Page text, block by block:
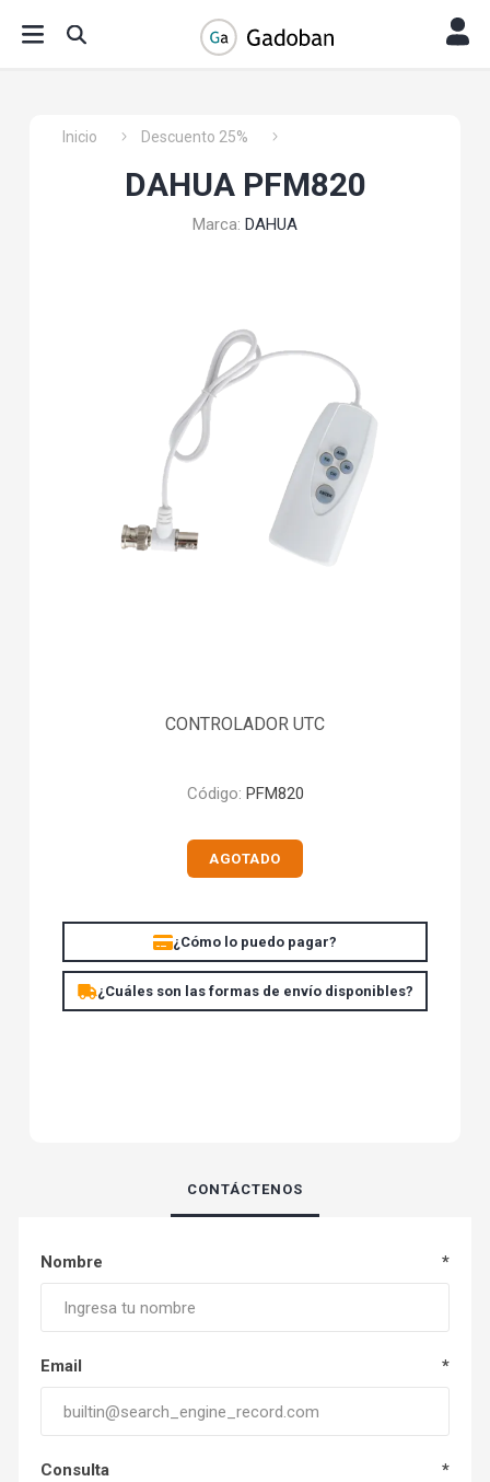
Inicio Descuento 25%
DAHUA PFM820
Marca: DAHUA
CONTROLADOR UTC
Código: PFM820
AGOTADO
¿Cómo lo puedo pagar?
¿Cuáles son las formas de envío disponibles?
CONTÁCTENOS
Nombre *
Email *
Consulta *